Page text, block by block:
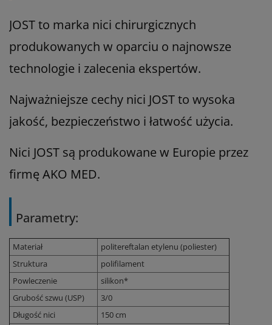
JOST to marka nici chirurgicznych
produkowanych w oparciu o najnowsze
technologie i zalecenia ekspertów.
Najważniejsze cechy nici JOST to wysoka
jakość, bezpieczeństwo i łatwość użycia.
Nici JOST są produkowane w Europie przez
firmę AKO MED.
Parametry:
Materiał
politereftalan etylenu (poliester)
Struktura
polifilament
Powleczenie
silikon*
Grubość szwu (USP)
3/0
Długość nici
150 cm